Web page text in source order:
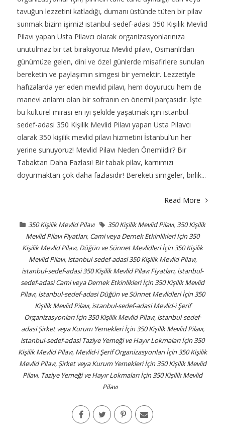
tavuğun lezzetini katladığı, dumanı üstünde tüten bir pilav
sunmak bizim işimiz! istanbul-sedef-adasi 350 Kişilik Mevlid
Pilavı yapan Usta Pilavcı olarak organizasyonlarınıza
unutulmaz bir tat bırakıyoruz Mevlid pilavı, Osmanlı’dan
günümüze gelen, dini ve özel günlerde misafirlere sunulan
bereketin ve paylaşımın simgesi bir yemektir. Lezzetiyle
hafızalarda yer eden mevlid pilavı, hem doyurucu hem de
manevi anlamı olan bir sofranın en önemli parçasıdır. İşte
bu kültürel mirası en iyi şekilde yaşatmak için istanbul-
sedef-adasi 350 Kişilik Mevlid Pilavı yapan Usta Pilavcı
olarak 350 kişilik mevlid pilavı hizmetini İstanbul’un her
yerine sunuyoruz! Mevlid Pilavı Neden Önemlidir? Bir
Tabaktan Daha Fazlası! Bir tabak pilav, karnımızı
doyurmaktan çok daha fazlasıdır! Bereketi simgeler, birlik...
Read More
350 Kişilik Mevlid Pilavı 350 Kişilik Mevlid Pilavı,350 Kişilik
Mevlid Pilavı Fiyatları, Cami veya Dernek Etkinlikleri İçin 350
Kişilik Mevlid Pilavı, Düğün ve Sünnet Mevlidleri İçin 350 Kişilik
Mevlid Pilavı, istanbul-sedef-adasi 350 Kişilik Mevlid Pilavı,
istanbul-sedef-adasi 350 Kişilik Mevlid Pilavı Fiyatları, istanbul-
sedef-adasi Cami veya Dernek Etkinlikleri İçin 350 Kişilik Mevlid
Pilavı, istanbul-sedef-adasi Düğün ve Sünnet Mevlidleri İçin 350
Kişilik Mevlid Pilavı, istanbul-sedef-adasi Mevlid-i Şerif
Organizasyonları İçin 350 Kişilik Mevlid Pilavı, istanbul-sedef-
adasi Şirket veya Kurum Yemekleri İçin 350 Kişilik Mevlid Pilavı,
istanbul-sedef-adasi Taziye Yemeği ve Hayır Lokmaları İçin 350
Kişilik Mevlid Pilavı, Mevlid-i Şerif Organizasyonları İçin 350 Kişilik
Mevlid Pilavı,Şirket veya Kurum Yemekleri İçin 350 Kişilik Mevlid
Pilavı, Taziye Yemeği ve Hayır Lokmaları İçin 350 Kişilik Mevlid
Pilavı